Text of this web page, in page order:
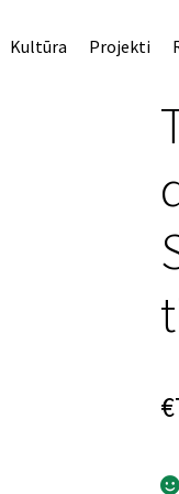
Kultūra Projekti
€